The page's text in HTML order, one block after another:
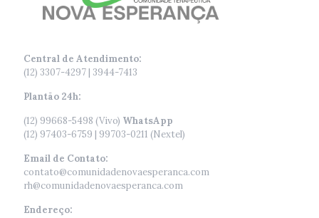
Central de Atendimento:
(12) 3307-4297 | 3944-7413
Plantão 24h:
(12) 99668-5498 (Vivo) WhatsApp
(12) 97403-6759 | 99703-0211 (Nextel)
Email de Contato:
contato@comunidadenovaesperanca.com
rh@comunidadenovaesperanca.com
Endereço: